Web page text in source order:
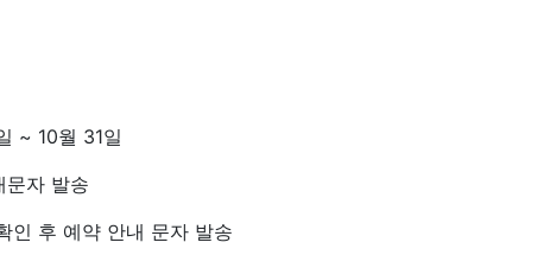
~ 10월 31일
문자 발송
인 후 예약 안내 문자 발송